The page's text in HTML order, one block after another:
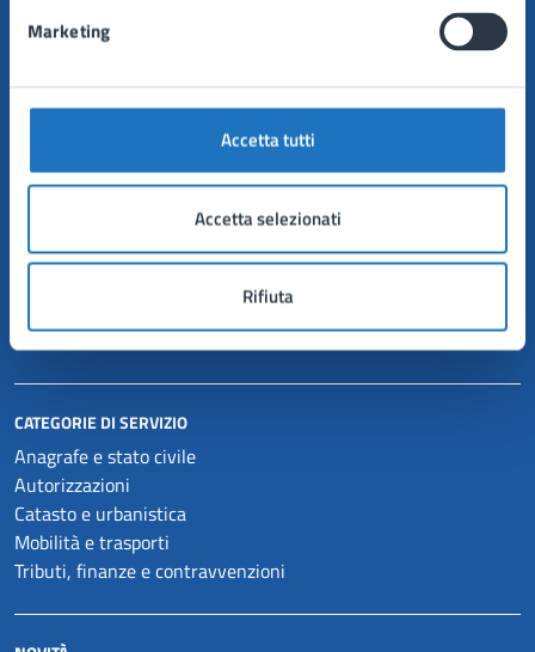
Marketing
Accetta tutti
Accetta selezionati
Rifiuta
Organi di governo
Aree amministrative
Enti e fondazioni
Documenti e dati
CATEGORIE DI SERVIZIO
Anagrafe e stato civile
Autorizzazioni
Catasto e urbanistica
Mobilità e trasporti
Tributi, finanze e contravvenzioni